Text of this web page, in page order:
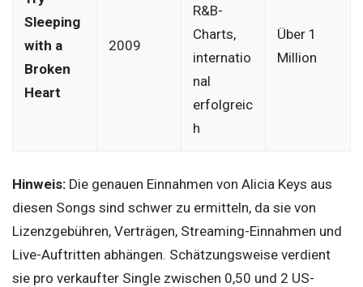
Sleeping
with a
Broken
Heart
2009
R&B-
Charts,
internatio
nal
erfolgreic
h
Über 1
Million
Hinweis: Die genauen Einnahmen von Alicia Keys aus
diesen Songs sind schwer zu ermitteln, da sie von
Lizenzgebühren, Verträgen, Streaming-Einnahmen und
Live-Auftritten abhängen. Schätzungsweise verdient
sie pro verkaufter Single zwischen 0,50 und 2 US-